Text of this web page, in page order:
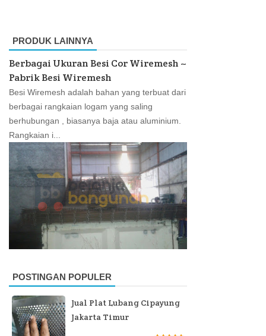
PRODUK LAINNYA
Berbagai Ukuran Besi Cor Wiremesh ~
Pabrik Besi Wiremesh
Besi Wiremesh adalah bahan yang terbuat dari
berbagai rangkaian logam yang saling
berhubungan , biasanya baja atau aluminium.
Rangkaian i...
POSTINGAN POPULER
Jual Plat Lubang Cipayung
Jakarta Timur